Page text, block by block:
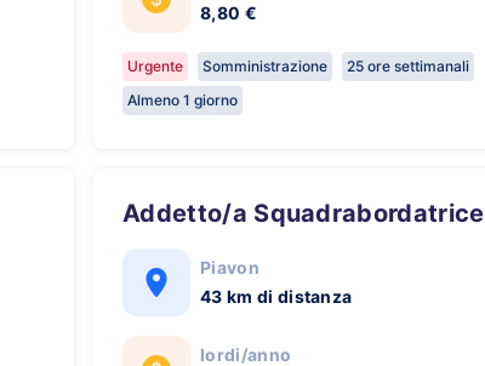
8,80 €
Urgente Somministrazione
25 ore settimanali
Almeno 1 giorno
Addetto/a Squadrabordatrice
Piavon
43 km di distanza
lordi/anno